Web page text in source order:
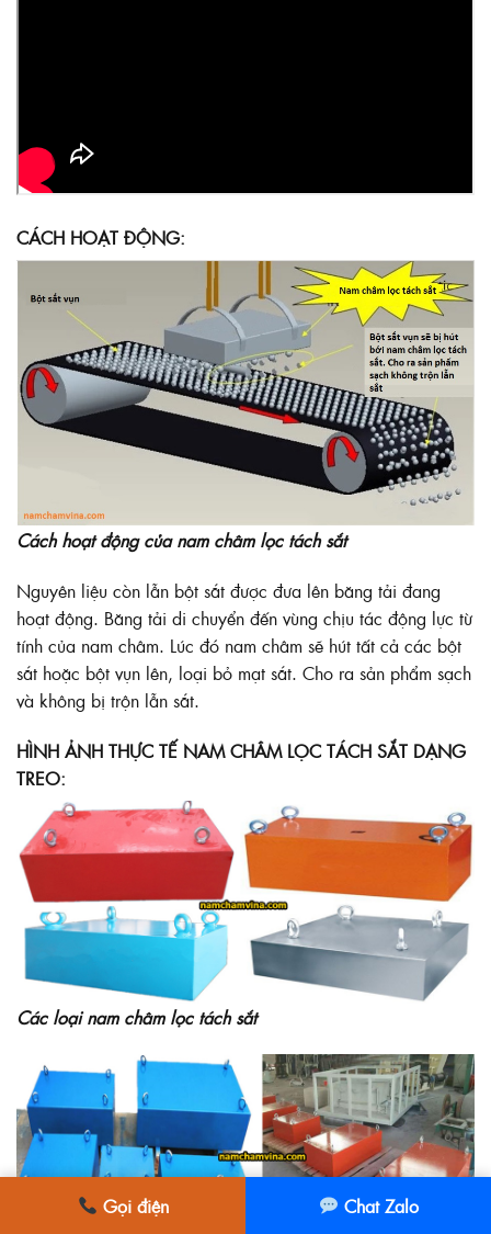
CÁCH HOẠT ĐỘNG:
Cách hoạt động của nam châm lọc tách sắt
Nguyên liệu còn lẫn bột sắt được đưa lên băng tải đang
hoạt động. Băng tải di chuyển đến vùng chịu tác động lực từ
tính của nam châm. Lúc đó nam châm sẽ hút tất cả các bột
sắt hoặc bột vụn lên, loại bỏ mạt sắt. Cho ra sản phẩm sạch
và không bị trộn lẫn sắt.
HÌNH ẢNH THỰC TẾ NAM CHÂM LỌC TÁCH SẮT DẠNG
TREO:
Các loại nam châm lọc tách sắt
Gọi điện Chat Zalo